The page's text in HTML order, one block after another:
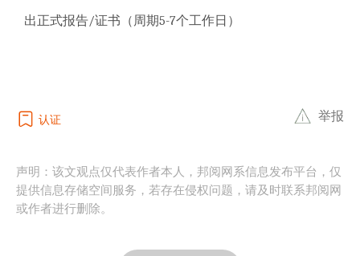
出正式报告/证书（周期5-7个工作日）
认证 举报
声明：该文观点仅代表作者本人，邦阅网系信息发布平台，仅
提供信息存储空间服务，若存在侵权问题，请及时联系邦阅网
或作者进行删除。